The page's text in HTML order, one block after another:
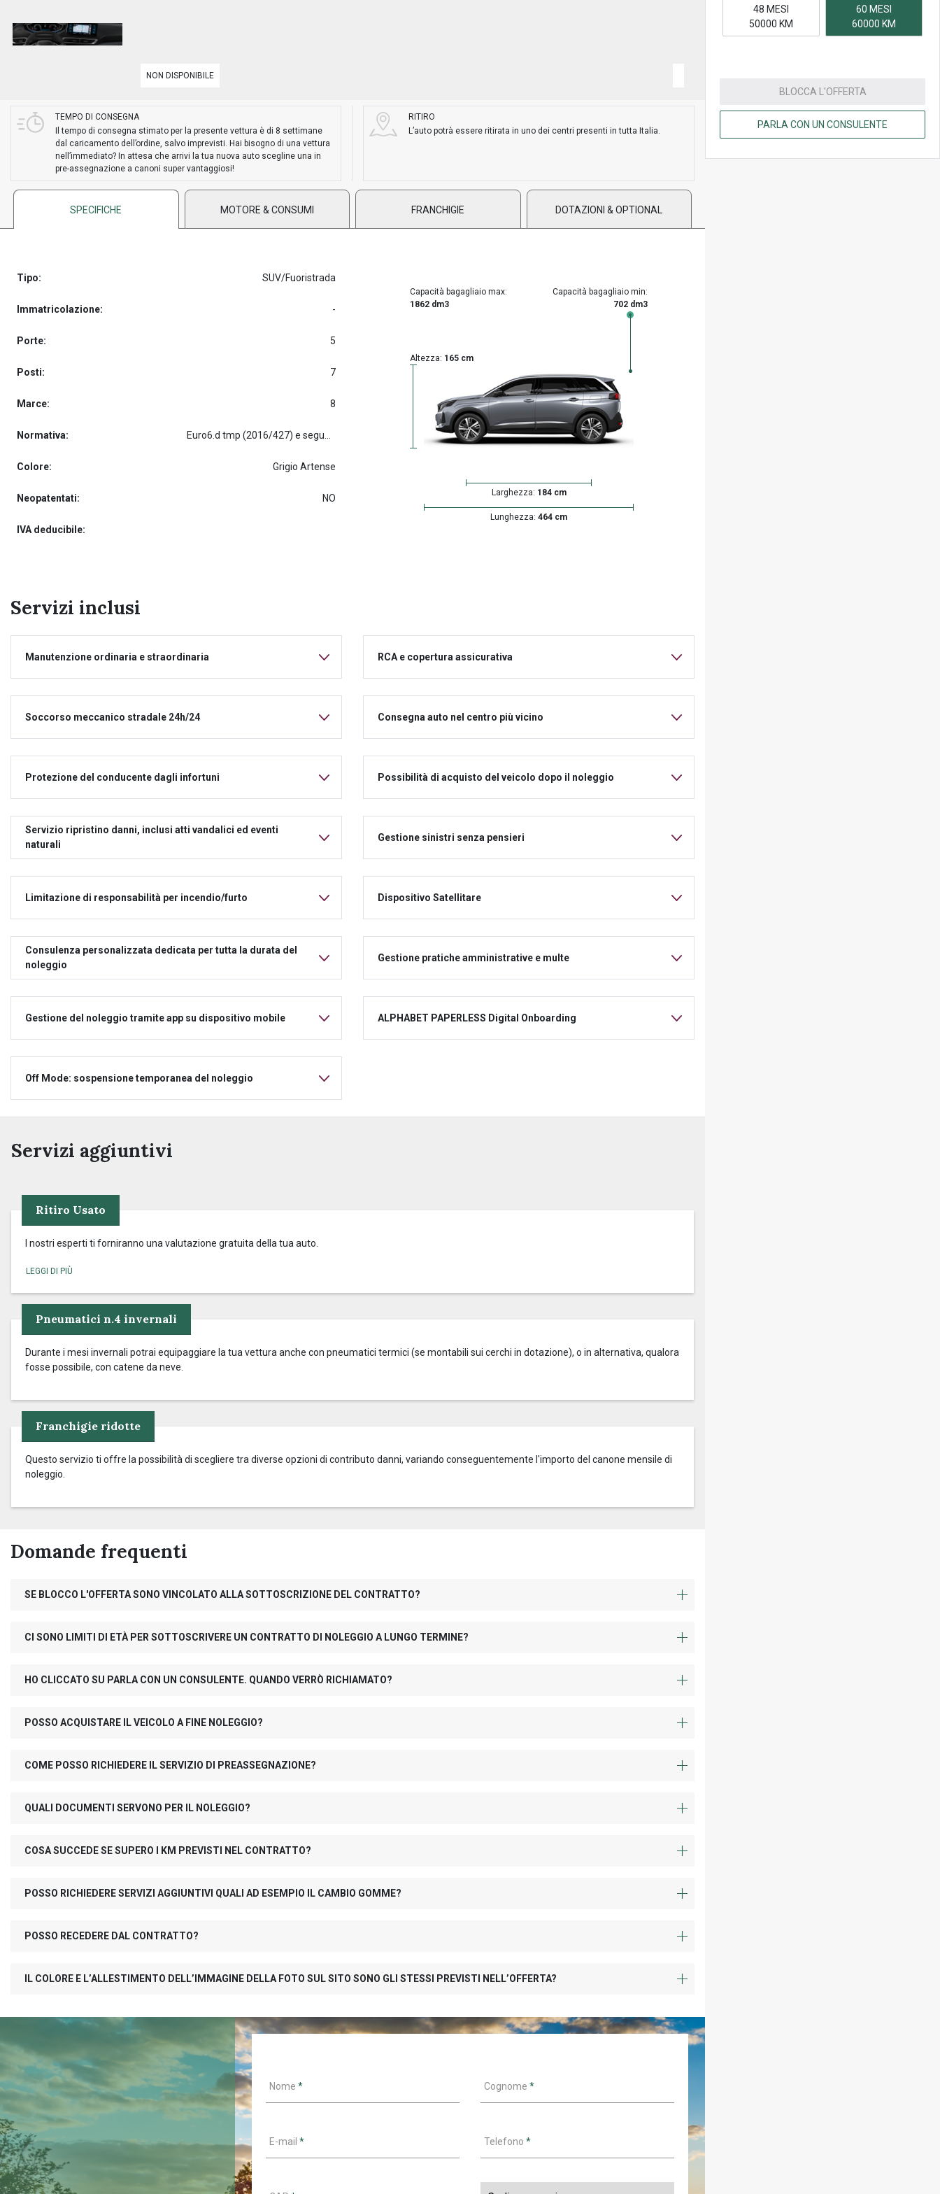
48 MESI
50000 KM
60 MESI
60000 KM
BLOCCA L'OFFERTA
PARLA CON UN CONSULENTE
NON DISPONIBILE
TEMPO DI CONSEGNA
Il tempo di consegna stimato per la presente vettura è di 8 settimane
dal caricamento dell’ordine, salvo imprevisti. Hai bisogno di una vettura
nell’immediato? In attesa che arrivi la tua nuova auto scegline una in
pre-assegnazione a canoni super vantaggiosi!
RITIRO
L’auto potrà essere ritirata in uno dei centri presenti in tutta Italia.
SPECIFICHE MOTORE & CONSUMI FRANCHIGIE DOTAZIONI & OPTIONAL
Tipo: SUV/Fuoristrada
Immatricolazione: -
Porte: 5
Posti: 7
Marce: 8
Normativa:
Colore: Grigio Artense
Neopatentati: NO
IVA deducibile:
Capacità bagagliaio max:
1862 dm3
Capacità bagagliaio min:
702 dm3
Altezza: 165 cm
Larghezza: 184 cm
Lunghezza: 464 cm
Servizi inclusi
Manutenzione ordinaria e straordinaria RCA e copertura assicurativa
Soccorso meccanico stradale 24h/24 Consegna auto nel centro più vicino
Protezione del conducente dagli infortuni Possibilità di acquisto del veicolo dopo il noleggio
Servizio ripristino danni, inclusi atti vandalici ed eventi
naturali
Gestione sinistri senza pensieri
Limitazione di responsabilità per incendio/furto Dispositivo Satellitare
Consulenza personalizzata dedicata per tutta la durata del
noleggio
Gestione pratiche amministrative e multe
Gestione del noleggio tramite app su dispositivo mobile ALPHABET PAPERLESS Digital Onboarding
Off Mode: sospensione temporanea del noleggio
Servizi aggiuntivi
Ritiro Usato
I nostri esperti ti forniranno una valutazione gratuita della tua auto.
Pneumatici n.4 invernali
Durante i mesi invernali potrai equipaggiare la tua vettura anche con pneumatici termici (se montabili sui cerchi in dotazione), o in alternativa, qualora
fosse possibile, con catene da neve.
Franchigie ridotte
Questo servizio ti offre la possibilità di scegliere tra diverse opzioni di contributo danni, variando conseguentemente l'importo del canone mensile di
noleggio.
Domande frequenti
SE BLOCCO L'OFFERTA SONO VINCOLATO ALLA SOTTOSCRIZIONE DEL CONTRATTO?
CI SONO LIMITI DI ETÀ PER SOTTOSCRIVERE UN CONTRATTO DI NOLEGGIO A LUNGO TERMINE?
HO CLICCATO SU PARLA CON UN CONSULENTE. QUANDO VERRÒ RICHIAMATO?
POSSO ACQUISTARE IL VEICOLO A FINE NOLEGGIO?
COME POSSO RICHIEDERE IL SERVIZIO DI PREASSEGNAZIONE?
QUALI DOCUMENTI SERVONO PER IL NOLEGGIO?
COSA SUCCEDE SE SUPERO I KM PREVISTI NEL CONTRATTO?
POSSO RICHIEDERE SERVIZI AGGIUNTIVI QUALI AD ESEMPIO IL CAMBIO GOMME?
POSSO RECEDERE DAL CONTRATTO?
IL COLORE E L’ALLESTIMENTO DELL’IMMAGINE DELLA FOTO SUL SITO SONO GLI STESSI PREVISTI NELL’OFFERTA?
Nome * Cognome *
E-mail * Telefono *